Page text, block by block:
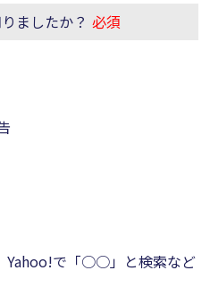
ましたか？ 必須
で「○○」と検索など